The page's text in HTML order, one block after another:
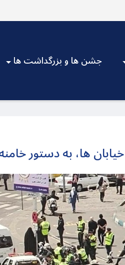
جشن ها و بزرگداشت ها
ها، به دستور